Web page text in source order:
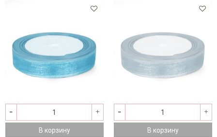
В корзину В корзину